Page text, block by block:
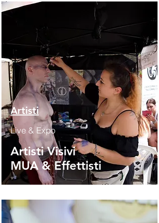
Artisti
Live & Expo
Artisti Visivi
MUA & Effettisti